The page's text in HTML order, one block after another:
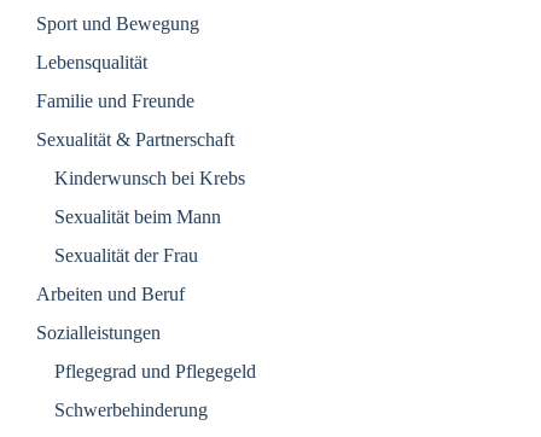
Sport und Bewegung
Lebensqualität
Familie und Freunde
Sexualität & Partnerschaft
Kinderwunsch bei Krebs
Sexualität beim Mann
Sexualität der Frau
Arbeiten und Beruf
Sozialleistungen
Pflegegrad und Pflegegeld
Schwerbehinderung